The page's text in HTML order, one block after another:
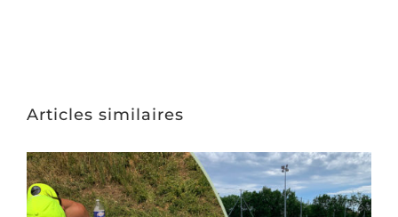
Articles similaires